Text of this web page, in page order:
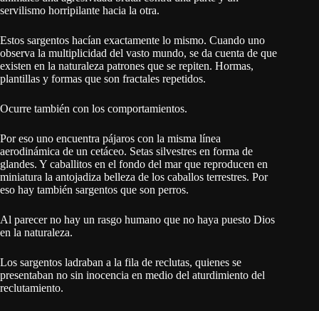
servilismo horripilante hacia la otra.
Estos sargentos hacían exactamente lo mismo. Cuando uno
observa la multiplicidad del vasto mundo, se da cuenta de que
existen en la naturaleza patrones que se repiten. Hormas,
plantillas y formas que son fractales repetidos.
Ocurre también con los comportamientos.
Por eso uno encuentra pájaros con la misma línea
aerodinámica de un cetáceo. Setas silvestres en forma de
glandes. Y caballitos en el fondo del mar que reproducen en
miniatura la antojadiza belleza de los caballos terrestres. Por
eso hay también sargentos que son perros.
Al parecer no hay un rasgo humano que no haya puesto Dios
en la naturaleza.
Los sargentos ladraban a la fila de reclutas, quienes se
presentaban no sin inocencia en medio del aturdimiento del
reclutamiento.